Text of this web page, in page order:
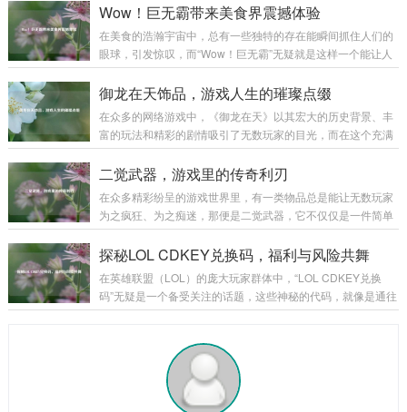
安装在系统盘，以免影响电脑性能...
展现威力的制胜密码。 火炮技能涵盖了多个方面，从最基础的
操作技能到复杂的战术运用,每一个环节都决定着火炮在战场上
能否发挥出最大效能。 操作技能是火炮技能的基石，一名合格
的火炮手，首先要熟练掌握火炮的装填、瞄准和发射等基本操
装填方式和要求，装填的速度和准确性...
Wow！巨无霸带来美食界震撼体验
在美食的浩瀚宇宙中，总有一些独特的存在能瞬间抓住人们的
眼球，引发惊叹，而“Wow！巨无霸”无疑就是这样一个能让人
发出由衷赞叹的美食奇迹。 “Wow！巨无霸”，单是这个名字就
充满了魔力。“Wow”代表着惊叹、震撼，而“巨无霸”则明确了
它的体量与霸气，当它第一次出现在人们的视野中时，那种视
觉上的冲击感就如同看到一座美食小山般，让人忍不住脱口而
出“Wow”。 从外观来看，“Wow！巨无霸”拥有令人咋舌的尺
一座小山丘，那金黄酥...
御龙在天饰品，游戏人生的璀璨点缀
在众多的网络游戏中，《御龙在天》以其宏大的历史背景、丰
富的玩法和精彩的剧情吸引了无数玩家的目光，而在这个充满
热血与激情的游戏世界里，御龙在天饰品宛如一颗颗璀璨的明
珠,为玩家们的游戏体验增添了别样的光彩。 御龙在天饰品不仅
仅是一种装饰，更是实力与身份的象征，从最初级的简单饰品
到高级的珍稀饰品，每一件都承载着玩家的心血与努力，当玩
家初入游戏，那些基础的饰品或许只能提供一些微不足道的属
村蹒跚学步,逐渐熟悉这个陌生而又充满魅力的...
二觉武器，游戏里的传奇利刃
在众多精彩纷呈的游戏世界里，有一类物品总是能让无数玩家
为之疯狂、为之痴迷，那便是二觉武器，它不仅仅是一件简单
的装备，更是玩家们在游戏征程中的荣耀象征,是实力的具象化
体现。 二觉武器往往伴随着角色的二次觉醒而出现，当玩家历
经千辛万苦，将角色培养到一定阶段，解锁二次觉醒的那一
刻，二觉武器就如同神秘宝藏一般，在游戏的迷雾中逐渐露出
它的锋芒，它的出现，标志着角色进入了一个全新的境界,拥有
疑是游戏美术设计的精华所在，每一把二觉...
探秘LOL CDKEY兑换码，福利与风险共舞
在英雄联盟（LOL）的庞大玩家群体中，“LOL CDKEY兑换
码”无疑是一个备受关注的话题，这些神秘的代码，就像是通往
游戏宝藏世界的钥匙，吸引着无数玩家去追寻和探索。 CDKE
联盟官方指定的兑换页面输入这些代码，从而获得各种游戏内
的奖励，这些奖励可谓丰富多彩，从稀有的英雄皮肤、珍贵的
英雄角色，到各种游戏道具和加成，应有尽有，对于玩家而
言，一个有效的CDKEY兑换码就像是一份意外之喜，能让他们